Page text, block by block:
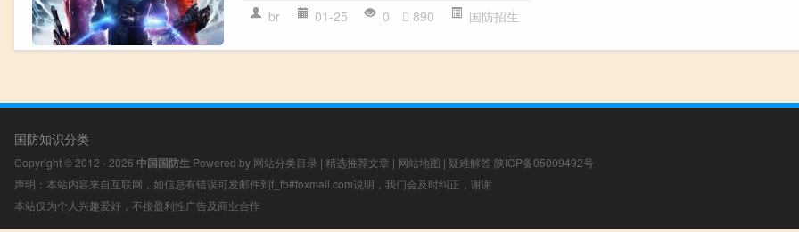
br 01-25 0 890 国防招生
国防知识分类
Copyright © 2012 - 2026 中国国防生 Powered by 网站分类目录 | 精选推荐文章 | 网站地图 | 疑难解答 陕ICP备05009492号
声明：本站内容来自互联网，如信息有错误可发邮件到f_fb#foxmail.com说明，我们会及时纠正，谢谢
本站仅为个人兴趣爱好，不接盈利性广告及商业合作